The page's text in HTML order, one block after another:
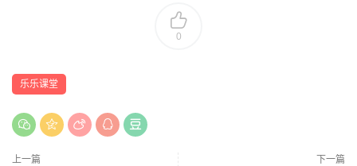
0
乐乐课堂
上一篇 下一篇